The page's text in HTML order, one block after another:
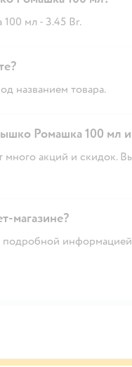
мл - 3.45 Br.
названием товара.
Ромашка 100 мл и
много акций и скидок.
магазине?